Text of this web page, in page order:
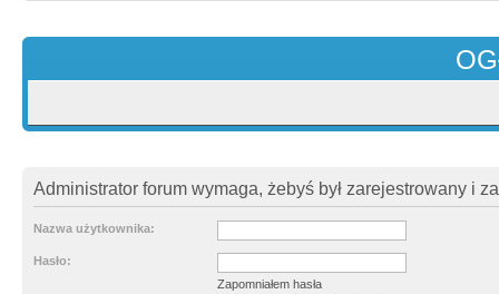
Administrator forum wymaga, żebyś był zarejestrowany i
Nazwa użytkownika:
Hasło:
Zapomniałem hasła